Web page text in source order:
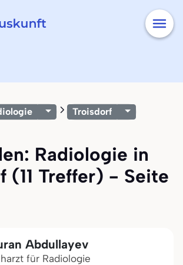
Troisdorf
Radiologie in
(11 Treffer) - Seite
Abdullayev
für Radiologie